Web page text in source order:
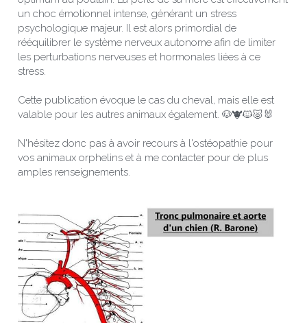
un choc émotionnel intense, générant un stress
psychologique majeur. Il est alors primordial de
rééquilibrer le système nerveux autonome afin de limiter
les perturbations nerveuses et hormonales liées à ce
stress.
Cette publication évoque le cas du cheval, mais elle est
valable pour les autres animaux également. 🐶🐮🐱🐷🐰
N'hésitez donc pas à avoir recours à l'ostéopathie pour
vos animaux orphelins et à me contacter pour de plus
amples renseignements.